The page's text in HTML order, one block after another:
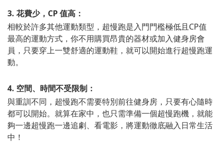
3. 花費少，CP 值高：
相較於許多其他運動類型，超慢跑是入門門檻極低且CP值
最高的運動方式，你不用購買昂貴的器材或加入健身房會
員，只要穿上一雙舒適的運動鞋，就可以開始進行超慢跑運
動。
4. 空間、時間不受限制：
與重訓不同，超慢跑不需要特別前往健身房，只要有心隨時
都可以開始。就算在家中，也只需準備一個超慢跑機，就能
夠一邊超慢跑一邊追劇、看電影，將運動徹底融入日常生活
中！